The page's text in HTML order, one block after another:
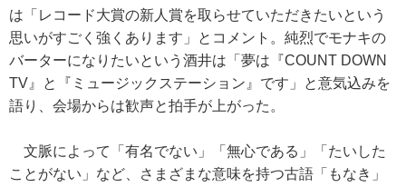
は「レコード大賞の新人賞を取らせていただきたいという
思いがすごく強くあります」とコメント。純烈でモナキの
バーターになりたいという酒井は「夢は『COUNT DOWN
TV』と『ミュージックステーション』です」と意気込みを
語り、会場からは歓声と拍手が上がった。
文脈によって「有名でない」「無心である」「たいした
ことがない」など、さまざまな意味を持つ古語「もなき」